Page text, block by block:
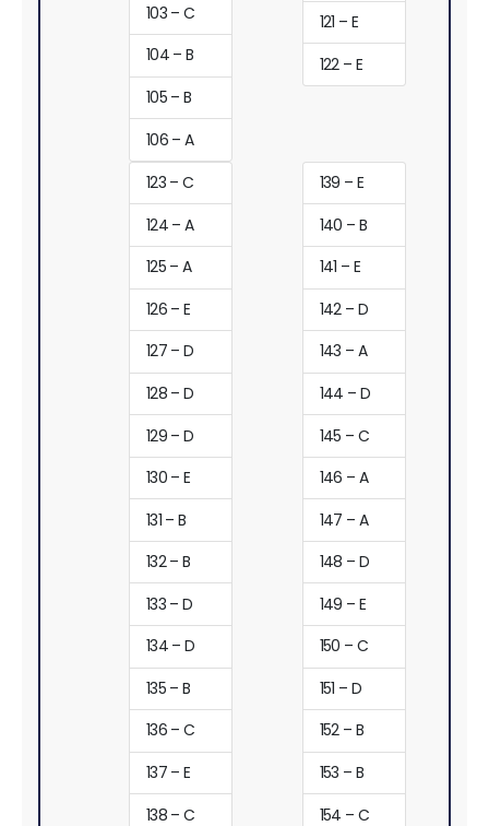
103 – C
104 – B
105 – B
106 – A
121 – E
122 – E
123 – C
124 – A
125 – A
126 – E
127 – D
128 – D
129 – D
130 – E
131 – B
132 – B
133 – D
134 – D
135 – B
136 – C
137 – E
138 – C
139 – E
140 – B
141 – E
142 – D
143 – A
144 – D
145 – C
146 – A
147 – A
148 – D
149 – E
150 – C
151 – D
152 – B
153 – B
154 – C